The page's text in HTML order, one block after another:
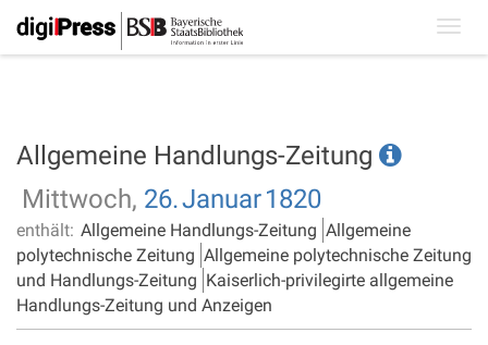
Allgemeine Handlungs-Zeitung
Mittwoch, 26.Januar1820
enthält: Allgemeine Handlungs-Zeitung Allgemeine
polytechnische Zeitung Allgemeine polytechnische Zeitung
und Handlungs-Zeitung Kaiserlich-privilegirte allgemeine
Handlungs-Zeitung und Anzeigen